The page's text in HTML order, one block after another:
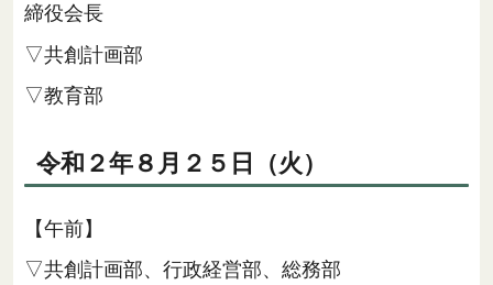
締役会長
▽共創計画部
▽教育部
令和２年８月２５日（火）
【午前】
▽共創計画部、行政経営部、総務部